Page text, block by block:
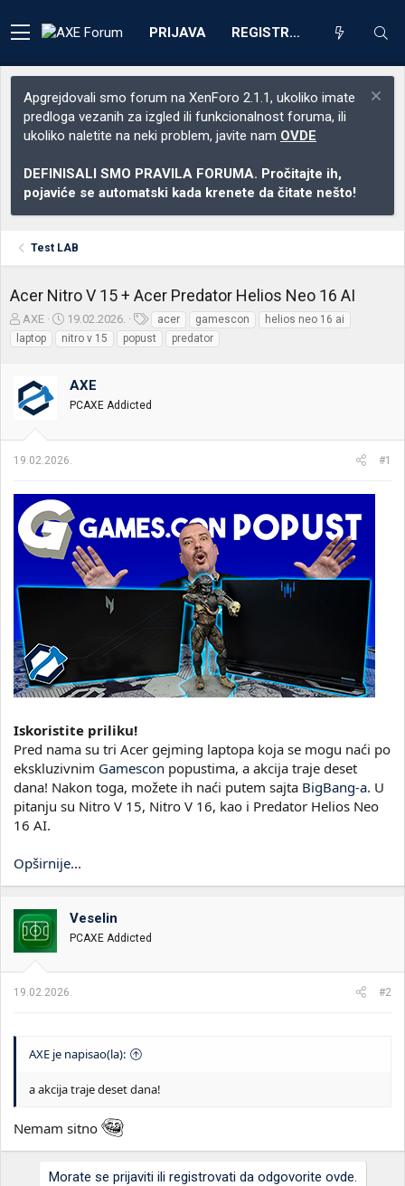
PRIJAVA REGISTRACIJA
Apgrejdovali smo forum na XenForo 2.1.1, ukoliko imate
predloga vezanih za izgled ili funkcionalnost foruma, ili
ukoliko naletite na neki problem, javite nam OVDE
DEFINISALI SMO PRAVILA FORUMA. Pročitajte ih,
pojaviće se automatski kada krenete da čitate nešto!
Test LAB
Acer Nitro V 15 + Acer Predator Helios Neo 16 AI
Z
a
č
t
n
e
e
AXE
D
a
t
m
p
e
a
n
j
a
19.02.2026.
z
n
e
acer gamescon
helios neo 16 ai
laptop
nitro v 15 popust predator
AXE
PCAXE Addicted
19.02.2026. #1
Iskoristite priliku!
Pred nama su tri Acer gejming laptopa koja se mogu naći po
ekskluzivnim Gamescon popustima, a akcija traje deset
dana! Nakon toga, možete ih naći putem sajta BigBang-a. U
pitanju su Nitro V 15, Nitro V 16, kao i Predator Helios Neo
16 AI.
Opširnije...
Veselin
PCAXE Addicted
19.02.2026. #2
AXE je napisao(la):
a akcija traje deset dana!
Nemam sitno
Morate se prijaviti ili registrovati da odgovorite ovde.